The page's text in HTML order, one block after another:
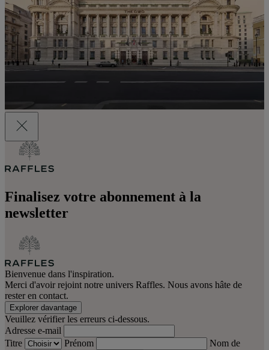
Finalisez votre abonnement à la
newsletter
Bienvenue dans l'inspiration.
Merci d'avoir rejoint notre univers Raffles. Nous avons hâte de
rester en contact.
Explorer davantage
Veuillez vérifier les erreurs ci-dessous.
Adresse e-mail
Titre
Prénom
Nom de